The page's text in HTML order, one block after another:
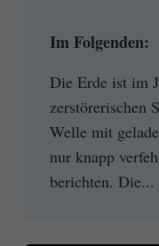
Im Folgenden:
Die Erde ist im
zerstörerischen
Welle mit
nur knapp
berichten. Die...